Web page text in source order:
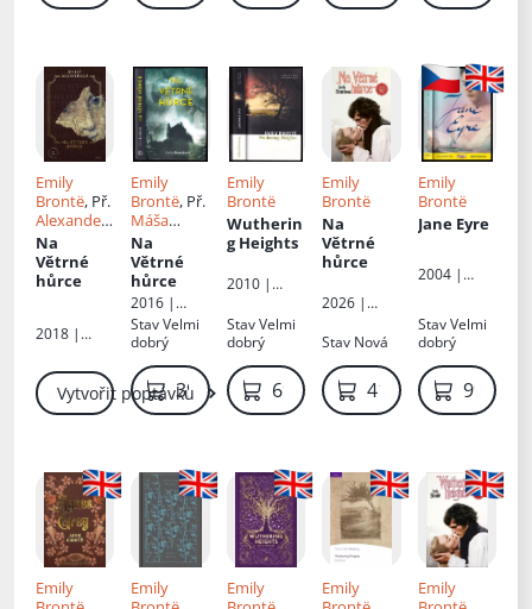
Emily
Brontë, Př.
Alexander
Tomský
Na
Větrné
hůrce
2018 |
Vytvořit poptávku
Emily
Brontë, Př.
Máša
Baklanova
Na
Větrné
hůrce
2016 |
Dobrovský
s.r.o
StavVelmi
dobrý
399 Kč
Emily
Brontë
Wutherin
g Heights
2010 |
Collins
Publ.
StavVelmi
dobrý
69 Kč
Emily
Brontë
Na
Větrné
hůrce
2026 |
Group
Stav Nová
419 Kč
Emily
Brontë
Jane Eyre
2004 |
StavVelmi
dobrý
99 Kč
Emily
Emily
Emily
Emily
Emily